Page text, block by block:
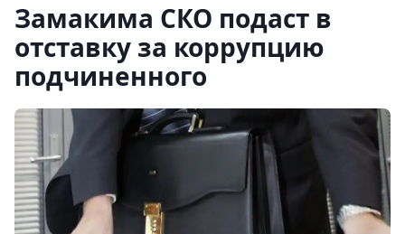
Замакима СКО подаст в
отставку за коррупцию
подчиненного